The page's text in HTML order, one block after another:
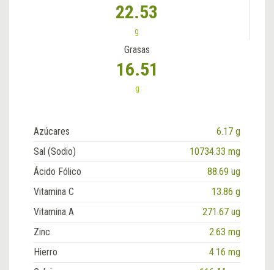
22.53
g
Grasas
16.51
g
Azúcares
6.17 g
Sal (Sodio)
10734.33 mg
Ácido Fólico
88.69 ug
Vitamina C
13.86 g
Vitamina A
271.67 ug
Zinc
2.63 mg
Hierro
4.16 mg